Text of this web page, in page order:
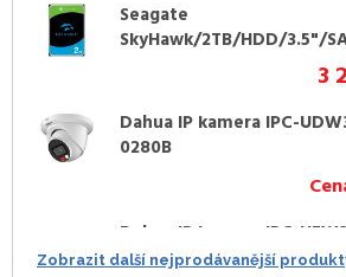
Seagate
SkyHawk/2TB/HDD/3.5"/
3
Dahua IP kamera IPC-
0280B
Dahua IP kamera IPC-
0280B
Zobrazit další nejprodávanější